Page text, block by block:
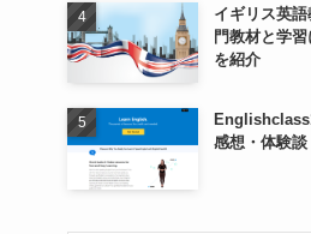
イギリス英
門教材と学
を紹介
感想・体験談